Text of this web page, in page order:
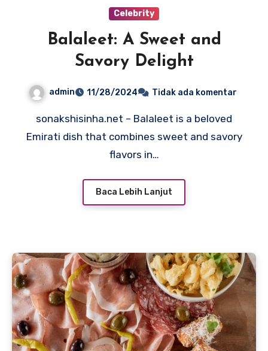
Celebrity
Balaleet: A Sweet and
Savory Delight
admin 11/28/2024 Tidak ada komentar
sonakshisinha.net – Balaleet is a beloved
Emirati dish that combines sweet and savory
flavors in…
Baca Lebih Lanjut